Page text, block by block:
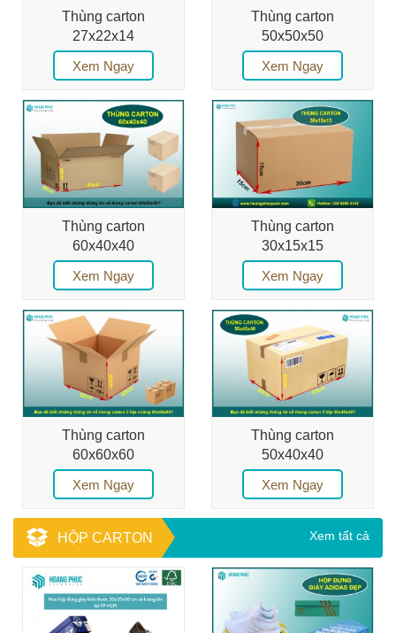
Thùng carton
27x22x14
Xem Ngay
Thùng carton
50x50x50
Xem Ngay
Thùng carton
60x40x40
Xem Ngay
Thùng carton
30x15x15
Xem Ngay
Thùng carton
60x60x60
Xem Ngay
Thùng carton
50x40x40
Xem Ngay
HỘP CARTON Xem tất cả